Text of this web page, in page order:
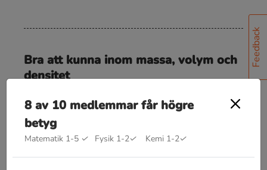
Feedback
Bra att kunna inom massa, volym och
densitet
ρ=mV=massavolym
Enhet:
kg m3
Densitet för luft är
1.29 k /m 3
103kg/m3
8 av 10 medlemmar får högre
betyg
Matematik 1-5 ✓ Fysik 1-2✓ Kemi 1-2✓